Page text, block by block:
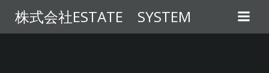
ン
テ
株式会社ESTATE SYSTEM